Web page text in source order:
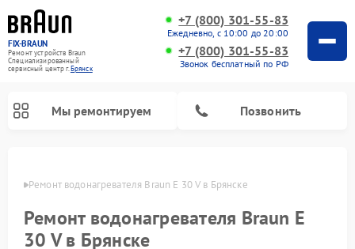
FIX-BRAUN
Ремонт устройств Braun
Специализированный
cервисный центр г.Брянск
+7 (800) 301-55-83
Ежедневно, с 10:00 до 20:00
+7 (800) 301-55-83
Звонок бесплатный по РФ
Мы ремонтируем Позвонить
Ремонт водонагревателя Braun E 30 V в Брянске
Ремонт водонагревателя Braun E
30 V в Брянске